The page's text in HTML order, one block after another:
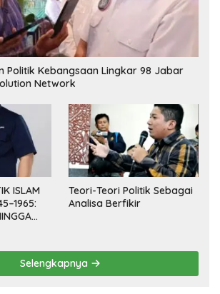
Politik Kebangsaan Lingkar 98 Jabar
Network
ISLAM
Teori-Teori Politik Sebagai
Analisa Berfikir
Selengkapnya